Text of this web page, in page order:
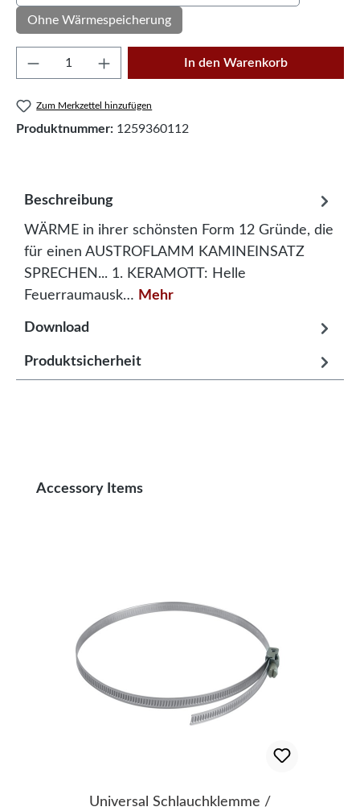
Ohne Wärmespeicherung
Produkt Anzahl: Gib den gewünschten
In den Warenkorb
Zum Merkzettel hinzufügen
Produktnummer: 1259360112
Beschreibung
WÄRME in ihrer schönsten Form 12 Gründe, die
für einen AUSTROFLAMM KAMINEINSATZ
SPRECHEN... 1. KERAMOTT: Helle
Feuerraumausk… Mehr
Download
Produktsicherheit
Produktgalerie überspringen
Accessory Items
Universal Schlauchklemme /